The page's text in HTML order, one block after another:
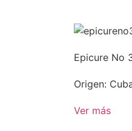
Epicure No
Origen:
Ver más